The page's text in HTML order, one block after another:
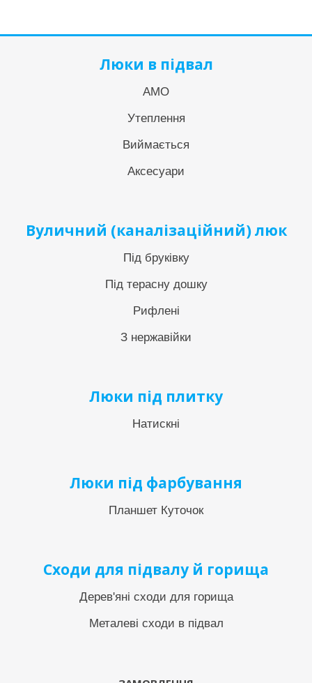
Люки в підвал
АМО
Утеплення
Виймається
Аксесуари
Вуличний (каналізаційний) люк
Під бруківку
Під терасну дошку
Рифлені
З нержавійки
Люки під плитку
Натискні
Люки під фарбування
Планшет Куточок
Сходи для підвалу й горища
Дерев'яні сходи для горища
Металеві сходи в підвал